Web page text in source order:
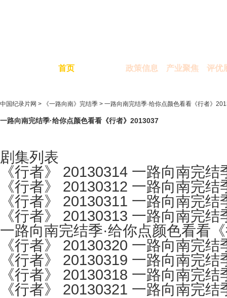
首页 政策信息 产业聚焦 评优
中国纪录片网 > 《一路向南》完结季 > 一路向南完结季·给你点颜色看看《行者》
一路向南完结季·给你点颜色看看《行者》2013037
剧集列表
《行者》 20130314 一路向南完结
《行者》 20130312 一路向南完结
《行者》 20130311 一路向南完结
《行者》 20130313 一路向南完结
一路向南完结季·给你点颜色看看
《行者》 20130320 一路向南完结
《行者》 20130319 一路向南完结
《行者》 20130318 一路向南完结
《行者》 20130321 一路向南完结